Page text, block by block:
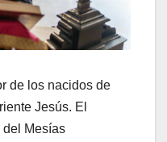
de los nacidos de
Jesús. El
del Mesías